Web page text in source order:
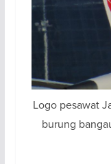
Logo pesawat
burung